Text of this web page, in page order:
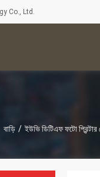
Co., Ltd.
বাড়ি / ইউভি ডিটিএফ ফটো প্রিন্টার